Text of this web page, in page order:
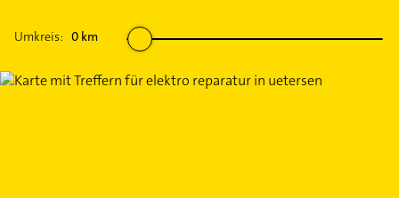
Umkreis: 0 km